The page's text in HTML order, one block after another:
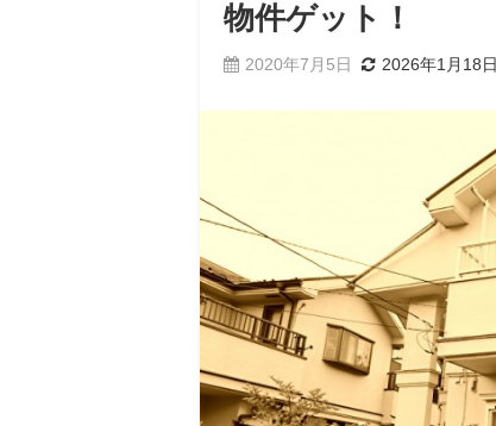
物件ゲット！
2020年7月5日 2026年1月18日